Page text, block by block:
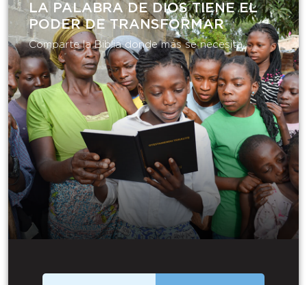
LA PALABRA DE DIOS TIENE EL
PODER DE TRANSFORMAR​
Comparte la Biblia donde más se necesita.